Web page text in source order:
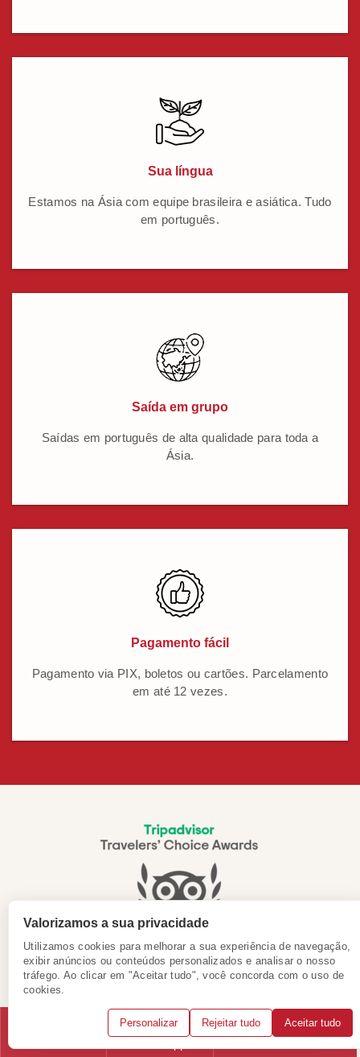
Sua língua
Estamos na Ásia com equipe brasileira e asiática. Tudo
em português.
Saída em grupo
Saídas em português de alta qualidade para toda a
Ásia.
Pagamento fácil
Pagamento via PIX, boletos ou cartões. Parcelamento
em até 12 vezes.
Obrigado pelo seu apoio!
Valorizamos a sua privacidade
Utilizamos cookies para melhorar a sua experiência de navegação,
exibir anúncios ou conteúdos personalizados e analisar o nosso
tráfego. Ao clicar em "Aceitar tudo", você concorda com o uso de
cookies.
Personalizar Rejeitar tudo Aceitar tudo